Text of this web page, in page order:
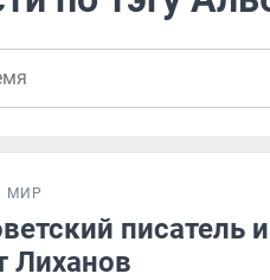
МИР
писатель
Лиханов